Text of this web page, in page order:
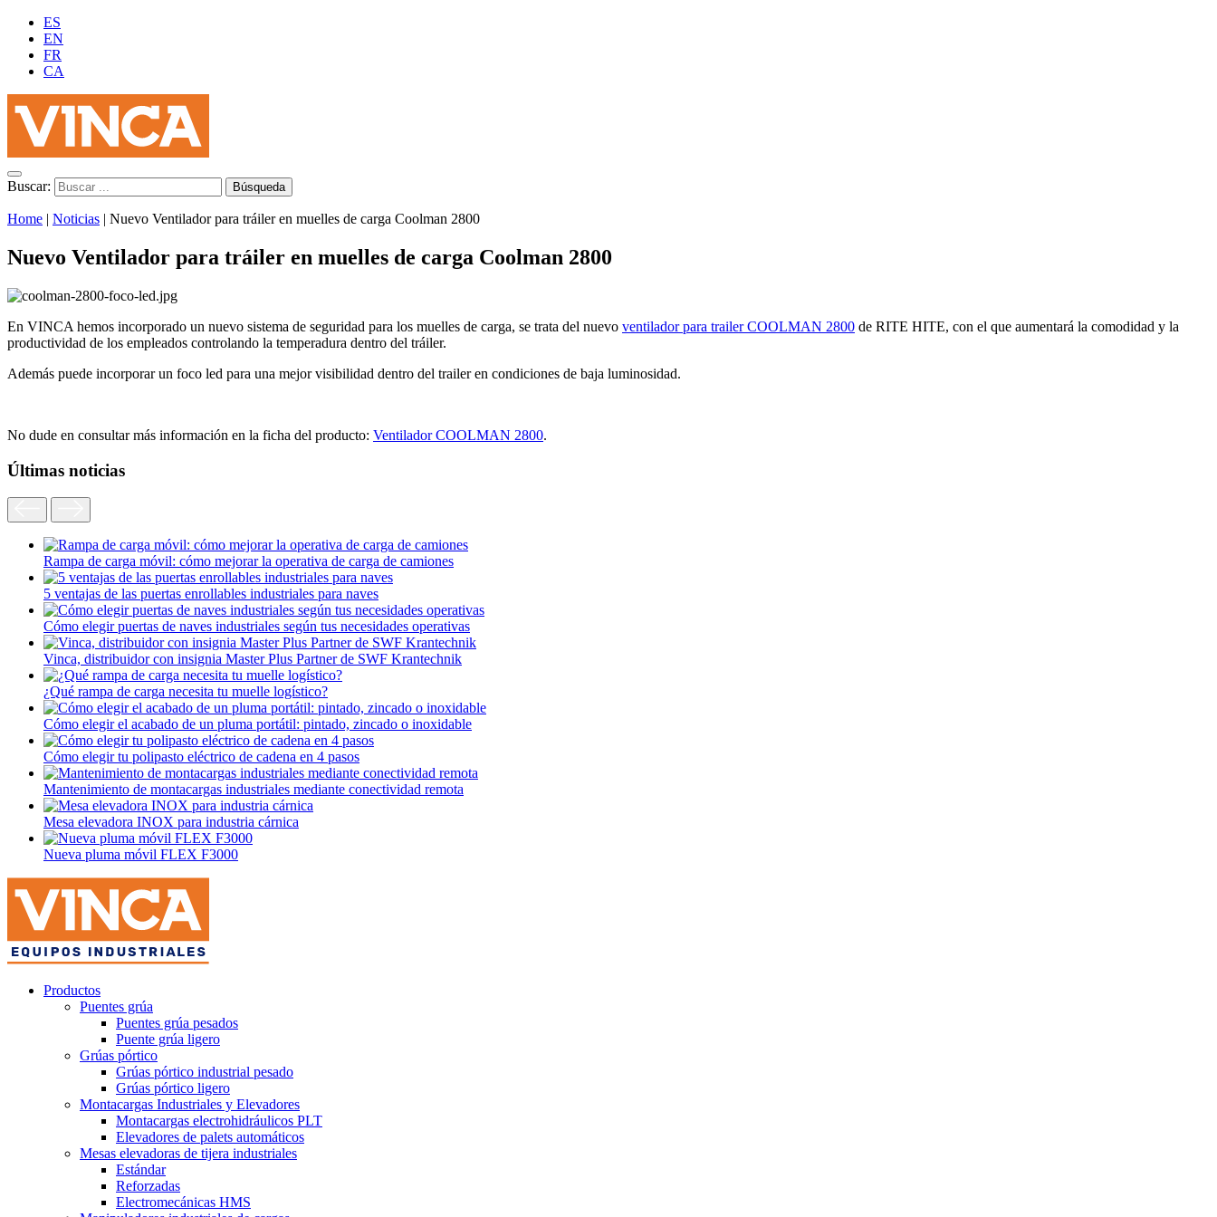
ES
EN
FR
CA
Buscar:
Home | Noticias | Nuevo Ventilador para tráiler en muelles de carga Coolman 2800
Nuevo Ventilador para tráiler en muelles de carga Coolman 2800
En VINCA hemos incorporado un nuevo sistema de seguridad para los muelles de carga, se trata del nuevo ventilador para trailer COOLMAN 2800 de RITE HITE, con el que aumentará la comodidad y la
productividad de los empleados controlando la temperadura dentro del tráiler.
Además puede incorporar un foco led para una mejor visibilidad dentro del trailer en condiciones de baja luminosidad.
No dude en consultar más información en la ficha del producto: Ventilador COOLMAN 2800.
Últimas noticias
Rampa de carga móvil: cómo mejorar la operativa de carga de camiones
5 ventajas de las puertas enrollables industriales para naves
Cómo elegir puertas de naves industriales según tus necesidades operativas
Vinca, distribuidor con insignia Master Plus Partner de SWF Krantechnik
¿Qué rampa de carga necesita tu muelle logístico?
Cómo elegir el acabado de un pluma portátil: pintado, zincado o inoxidable
Cómo elegir tu polipasto eléctrico de cadena en 4 pasos
Mantenimiento de montacargas industriales mediante conectividad remota
Mesa elevadora INOX para industria cárnica
Nueva pluma móvil FLEX F3000
Productos
Puentes grúa
Puentes grúa pesados
Puente grúa ligero
Grúas pórtico
Grúas pórtico industrial pesado
Grúas pórtico ligero
Montacargas Industriales y Elevadores
Montacargas electrohidráulicos PLT
Elevadores de palets automáticos
Mesas elevadoras de tijera industriales
Estándar
Reforzadas
Electromecánicas HMS